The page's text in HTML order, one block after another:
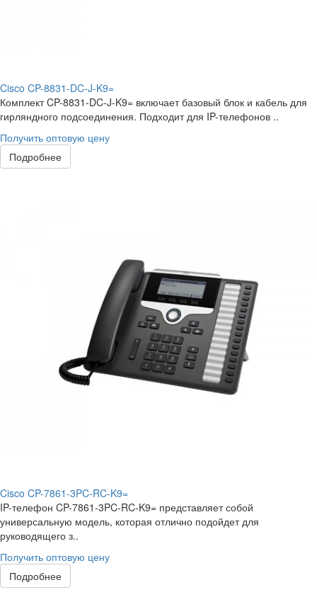
Cisco CP-8831-DC-J-K9=
Комплект CP-8831-DC-J-K9= включает базовый блок и кабель для
гирляндного подсоединения. Подходит для IP-телефонов ..
Получить оптовую цену
Подробнее
Cisco CP-7861-3PC-RC-K9=
IP-телефон CP-7861-3PC-RC-K9= представляет собой
универсальную модель, которая отлично подойдет для
руководящего з..
Получить оптовую цену
Подробнее